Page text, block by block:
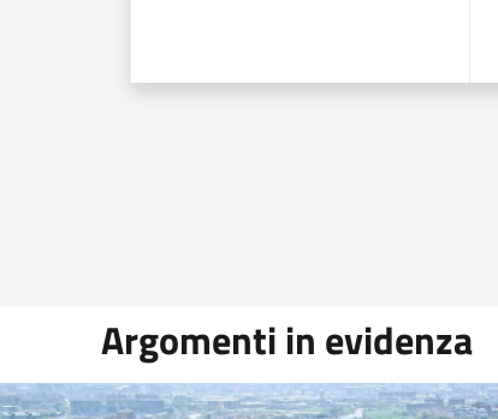
Argomenti in evidenza